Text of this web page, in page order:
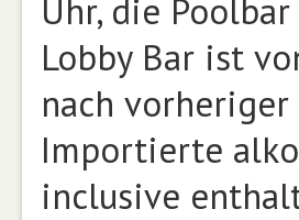
Uhr, die
Lobby Bar ist
nach
Importierte
inclusive